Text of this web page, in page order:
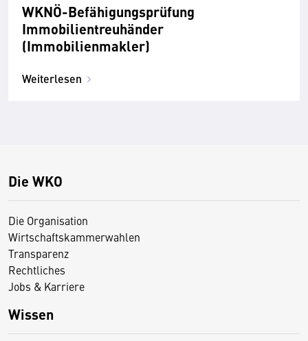
WKNÖ-Befähigungsprüfung
Immobilientreuhänder
(Immobilienmakler)
Weiterlesen
Die WKO
Die Organisation
Wirtschaftskammerwahlen
Transparenz
Rechtliches
Jobs & Karriere
Wissen